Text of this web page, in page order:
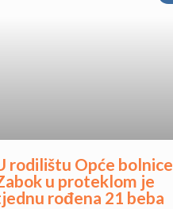
rodilištu Opće bolnice
u proteklom je
rođena 21 beba